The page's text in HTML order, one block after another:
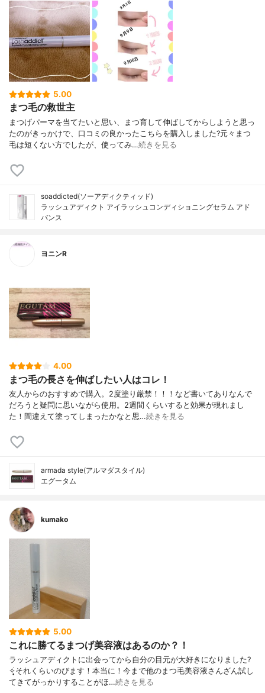
5.00
まつ毛の救世主
まつげパーマを当てたいと思い、まつ育して伸ばしてからしようと思っ
たのがきっかけで、口コミの良かったこちらを購入しました?元々まつ
毛は短くない方でしたが、使ってみ…続きを見る
soaddicted(ソーアディクティッド)
ラッシュアディクト アイラッシュコンディショニングセラム アド
バンス
ヨニンR
4.00
まつ毛の長さを伸ばしたい人はコレ！
友人からのおすすめで購入。2度塗り厳禁！！！など書いてありなんで
だろうと疑問に思いながら使用。2週間くらいすると効果が現れまし
た！間違えて塗ってしまったかなと思…続きを見る
armada style(アルマダスタイル)
エグータム
kumako
5.00
これに勝てるまつげ美容液はあるのか？！
ラッシュアディクトに出会ってから自分の目元が大好きになりました?
✧̣̥̇それくらいのびます！本当に！今まで他のまつ毛美容液さんざん試し
てきてがっかりすることがほ…続きを見る